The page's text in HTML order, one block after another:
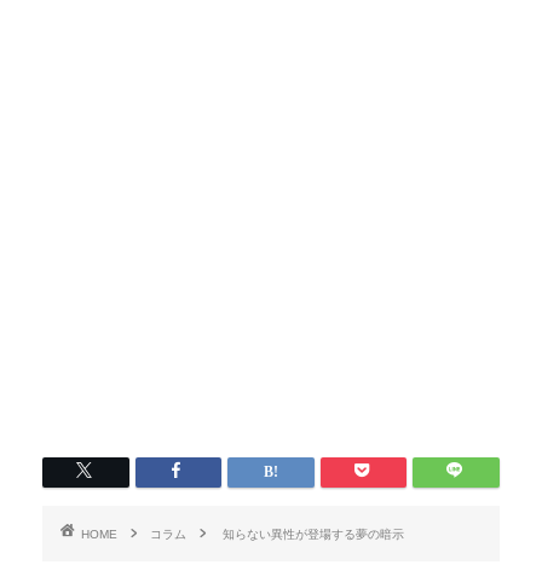
HOME コラム 知らない異性が登場する夢の暗示